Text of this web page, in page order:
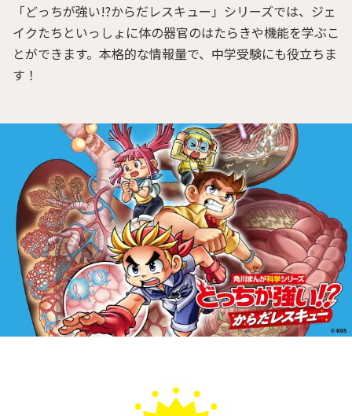
「どっちが強い!?からだレスキュー」シリーズでは、ジェ
イクたちといっしょに体の器官のはたらきや機能を学ぶこ
とができます。本格的な情報量で、中学受験にも役立ちま
す！